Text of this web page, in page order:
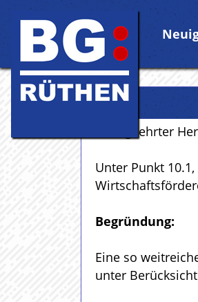
Sehr geehrter
Unter Punkt
Begründung:
Eine so
unter